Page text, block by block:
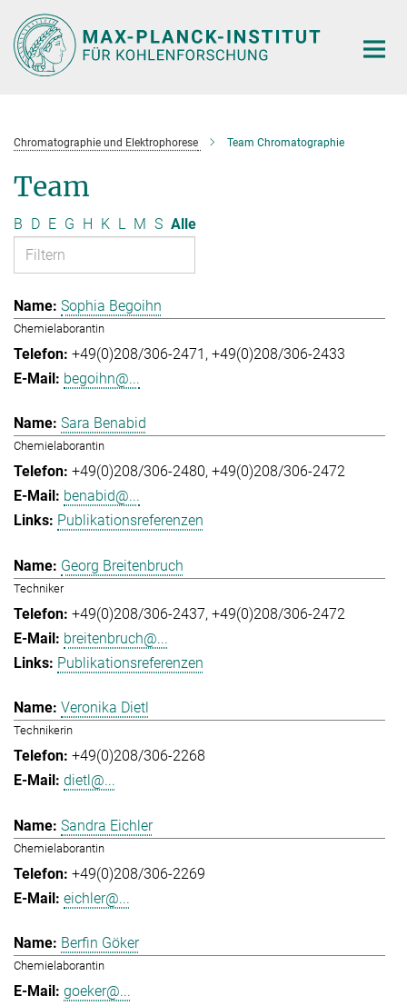
Hauptinhalt
Chromatographie und Elektrophorese Team Chromatographie
Team
B D E G H K L M S Alle
Sophia Begoihn
Chemielaborantin
+49(0)208/306-2471 +49(0)208/306-2433
begoihn@...
Sara Benabid
Chemielaborantin
+49(0)208/306-2480 +49(0)208/306-2472
benabid@...
Publikationsreferenzen
Georg Breitenbruch
Techniker
+49(0)208/306-2437 +49(0)208/306-2472
breitenbruch@...
Publikationsreferenzen
Veronika Dietl
Technikerin
+49(0)208/306-2268
dietl@...
Sandra Eichler
Chemielaborantin
+49(0)208/306-2269
eichler@...
Berfin Göker
Chemielaborantin
goeker@...